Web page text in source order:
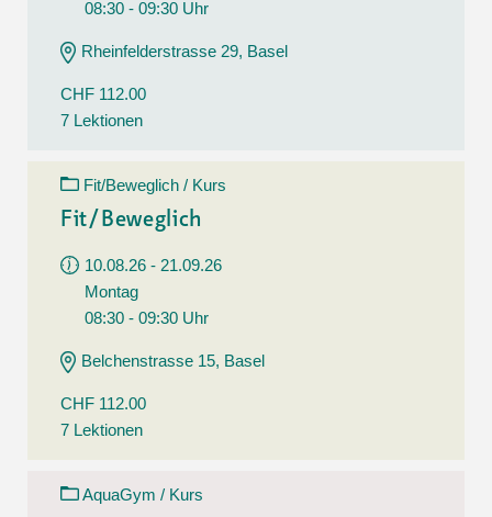
08:30 - 09:30 Uhr
Rheinfelderstrasse 29, Basel
CHF 112.00
7 Lektionen
Fit/Beweglich / Kurs
Fit/Beweglich
10.08.26 - 21.09.26
Montag
08:30 - 09:30 Uhr
Belchenstrasse 15, Basel
CHF 112.00
7 Lektionen
AquaGym / Kurs